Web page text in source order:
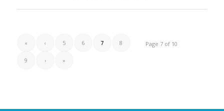
Page 7 of 10
« ‹ 5 6 7 8
9 › »